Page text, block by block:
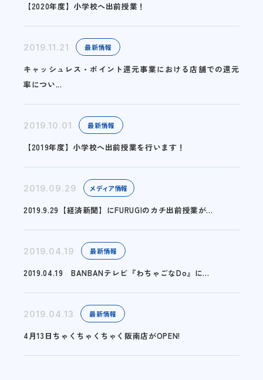
【2020年度】小学校へ出前授業！
2019.11.21 最新情報
キャッシュレス・ポイント還元事業における店舗での還元
率につい...
2019.10.01 最新情報
【2019年度】小学校へ出前授業を行います！
2019.09.29 メディア情報
2019.9.29【経済新聞】にFURUGIのカチ出前授業が...
2019.04.19 最新情報
2019.04.19 BANBANテレビ『わちゃごなDo』に...
2019.04.13 最新情報
4月13日ちゃくちゃくちゃく阪南店がOPEN!